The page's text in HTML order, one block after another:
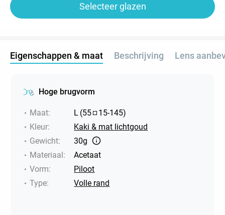
Selecteer glazen
Eigenschappen & maat Beschrijving Lens
Hoge brugvorm
Maat: L (55 15-145)
Kleur:
Kaki & mat lichtgoud
Gewicht:
30g
Materiaal:
Acetaat
Vorm:
Piloot
Type: Volle rand